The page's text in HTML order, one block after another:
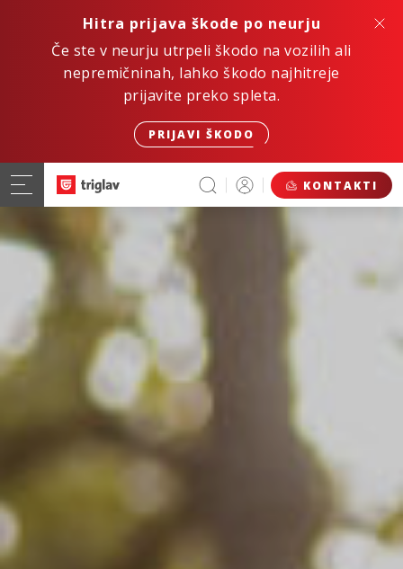
Hitra prijava škode po neurju
Če ste v neurju utrpeli škodo na vozilih ali
nepremičninah, lahko škodo najhitreje
prijavite preko spleta.
PRIJAVI ŠKODO
KONTAKTI